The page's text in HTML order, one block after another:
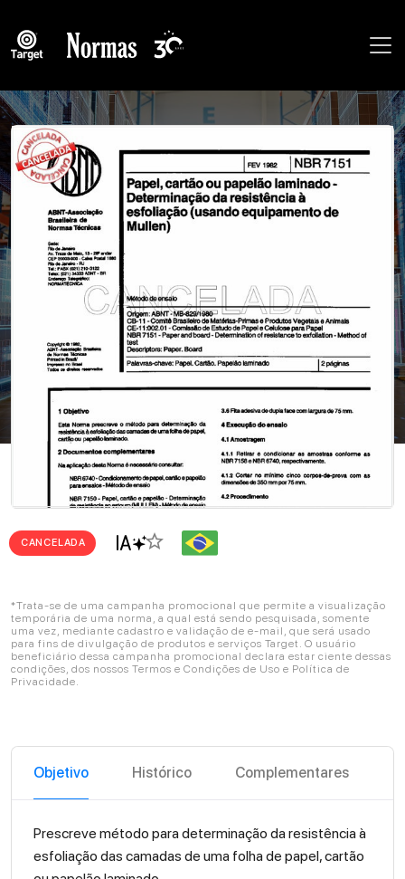
CANCELADA star_border
*Trata-se de uma campanha promocional que permite a visualização
temporária de uma norma, a qual está sendo pesquisada, somente
uma vez, mediante cadastro e validação de e-mail, que será usado
para fins de divulgação de produtos e serviços Target. O usuário
beneficiário dessa campanha promocional declara estar ciente dessas
condições, dos nossos Termos e Condições de Uso e Política de
Privacidade.
Objetivo Histórico Complementares
Prescreve método para determinação da resistência à
esfoliação das camadas de uma folha de papel, cartão